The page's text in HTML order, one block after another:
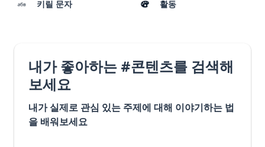
키릴 문자
활동
내가 좋아하는 #콘텐츠를 검색해
보세요
내가 실제로 관심 있는 주제에 대해 이야기하는 법
을 배워보세요